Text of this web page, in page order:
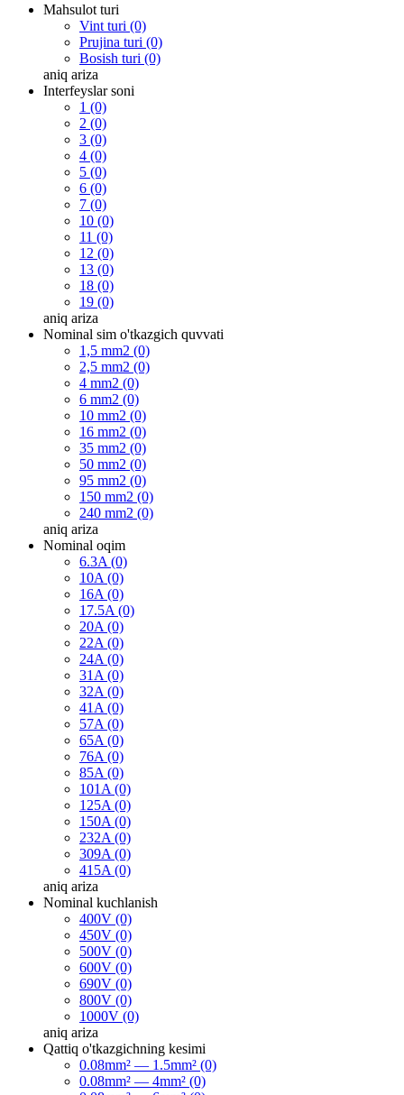
Mahsulot turi
Vint turi (0)
Prujina turi (0)
Bosish turi (0)
aniq ariza
Interfeyslar soni
1 (0)
2 (0)
3 (0)
4 (0)
5 (0)
6 (0)
7 (0)
10 (0)
11 (0)
12 (0)
13 (0)
18 (0)
19 (0)
aniq ariza
Nominal sim o'tkazgich quvvati
1,5 mm2 (0)
2,5 mm2 (0)
4 mm2 (0)
6 mm2 (0)
10 mm2 (0)
16 mm2 (0)
35 mm2 (0)
50 mm2 (0)
95 mm2 (0)
150 mm2 (0)
240 mm2 (0)
aniq ariza
Nominal oqim
6.3A (0)
10A (0)
16A (0)
17.5A (0)
20A (0)
22A (0)
24A (0)
31A (0)
32A (0)
41A (0)
57A (0)
65A (0)
76A (0)
85A (0)
101A (0)
125A (0)
150A (0)
232A (0)
309A (0)
415A (0)
aniq ariza
Nominal kuchlanish
400V (0)
450V (0)
500V (0)
600V (0)
690V (0)
800V (0)
1000V (0)
aniq ariza
Qattiq o'tkazgichning kesimi
0.08mm² — 1.5mm² (0)
0.08mm² — 4mm² (0)